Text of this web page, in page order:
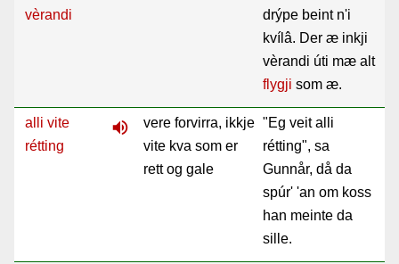
vèrandi
drýpe beint n'i
kvílâ. Der æ inkji
vèrandi úti mæ alt
flygji som æ.
alli vite
rétting
volume_up
vere forvirra, ikkje
vite kva som er
rett og gale
"Eg veit alli
rétting", sa
Gunnår, då da
spúr' 'an om koss
han meinte da
sille.